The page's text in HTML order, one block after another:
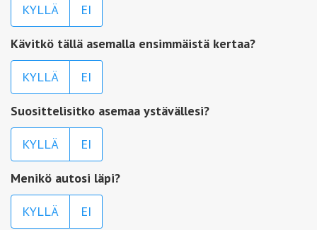
KYLLÄ EI
Kävitkö tällä asemalla ensimmäistä kertaa?
KYLLÄ EI
Suosittelisitko asemaa ystävällesi?
KYLLÄ EI
Menikö autosi läpi?
KYLLÄ EI